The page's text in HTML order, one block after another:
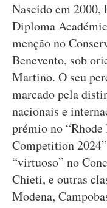
Nascido em 2000,
Diploma
menção no
Benevento, sob
Martino. O seu
marcado pela
nacionais e
prémio no
Competition
“virtuoso” no
Chieti, e outras
Modena,